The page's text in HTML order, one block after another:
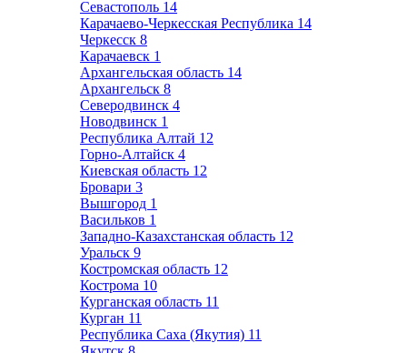
Севастополь 14
Карачаево-Черкесская Республика 14
Черкесск 8
Карачаевск 1
Архангельская область 14
Архангельск 8
Северодвинск 4
Новодвинск 1
Республика Алтай 12
Горно-Алтайск 4
Киевская область 12
Бровари 3
Вышгород 1
Васильков 1
Западно-Казахстанская область 12
Уральск 9
Костромская область 12
Кострома 10
Курганская область 11
Курган 11
Республика Саха (Якутия) 11